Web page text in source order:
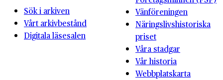
Sök i arkiven
Vårt arkivbestånd
Digitala läsesalen
Vänföreningen
Näringslivshistoriska
priset
Våra stadgar
Vår historia
Webbplatskarta